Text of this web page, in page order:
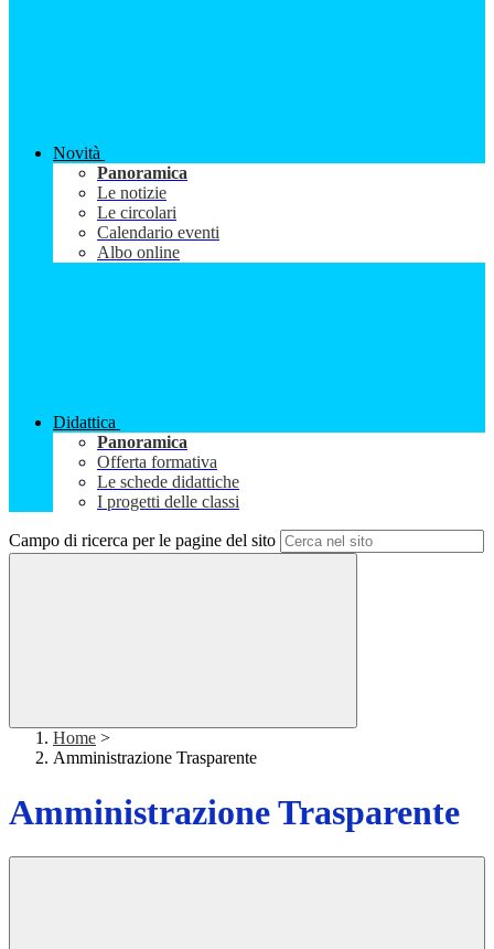
Novità
Panoramica
Le notizie
Le circolari
Calendario eventi
Albo online
Didattica
Panoramica
Offerta formativa
Le schede didattiche
I progetti delle classi
Campo di ricerca per le pagine del sito
Home >
Amministrazione Trasparente
Amministrazione Trasparente